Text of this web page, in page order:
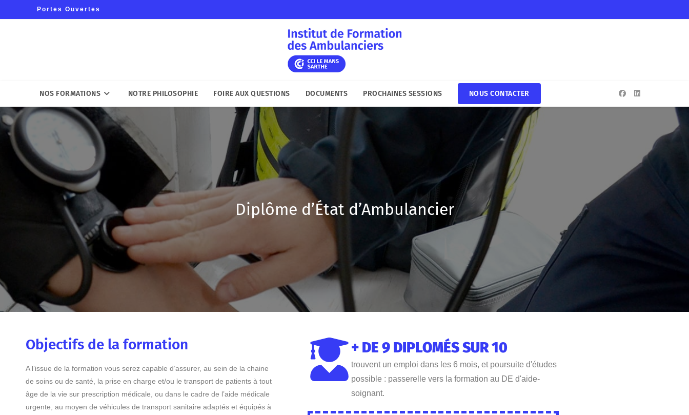
Portes Ouvertes
NOS FORMATIONS NOTRE PHILOSOPHIE FOIRE AUX QUESTIONS DOCUMENTS PROCHAINES SESSIONS NOUS CONTACTER
Diplôme d’État d’Ambulancier
Objectifs de la formation
A l’issue de la formation vous serez capable d’assurer, au sein de la chaine
de soins ou de santé, la prise en charge et/ou le transport de patients à tout
âge de la vie sur prescription médicale, ou dans le cadre de l’aide médicale
urgente, au moyen de véhicules de transport sanitaire adaptés et équipés à
+ DE 9 DIPLOMÉS SUR 10
trouvent un emploi dans les 6 mois, et poursuite d'études
possible : passerelle vers la formation au DE d'aide-
soignant.​